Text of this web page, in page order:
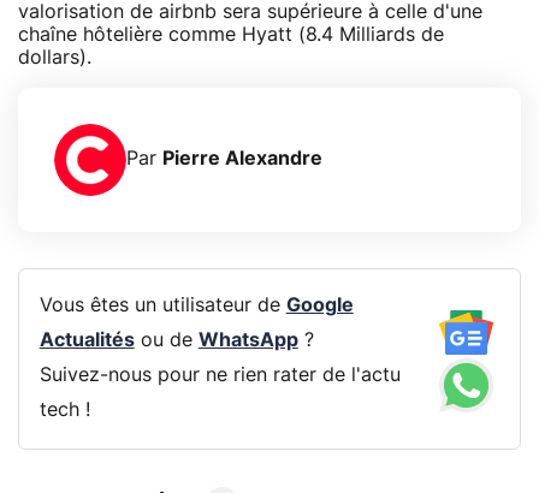
valorisation de airbnb sera supérieure à celle d'une
chaîne hôtelière comme Hyatt (8.4 Milliards de
dollars).
Par Pierre Alexandre
Vous êtes un utilisateur de Google
Actualitésou de WhatsApp?
Suivez-nous pour ne rien rater de l'actu
tech !